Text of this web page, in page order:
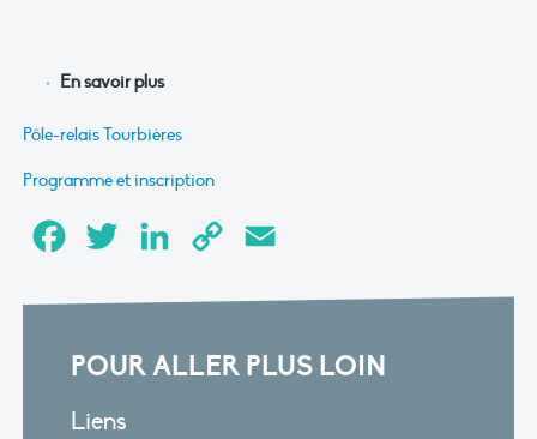
En savoir plus
Pôle-relais Tourbières
Programme et inscription
FacebookTwitter LinkedInCopy
POUR ALLER PLUS LOIN
Liens